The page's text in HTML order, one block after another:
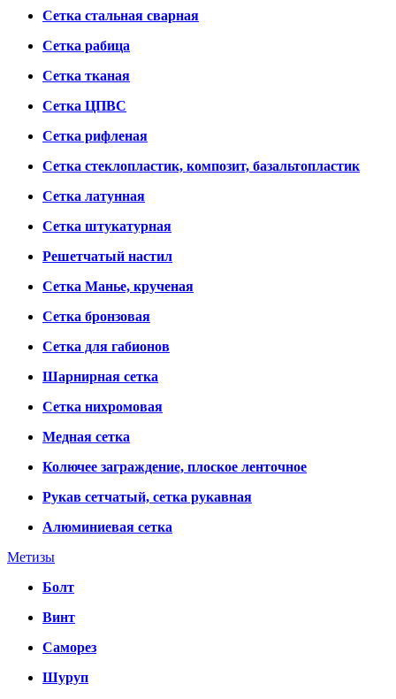
Сетка стальная сварная
Сетка рабица
Сетка тканая
Сетка ЦПВС
Сетка рифленая
Сетка стеклопластик, композит, базальтопластик
Сетка латунная
Сетка штукатурная
Решетчатый настил
Сетка Манье, крученая
Сетка бронзовая
Сетка для габионов
Шарнирная сетка
Сетка нихромовая
Медная сетка
Колючее заграждение, плоское ленточное
Рукав сетчатый, сетка рукавная
Алюминиевая сетка
Метизы
Болт
Винт
Саморез
Шуруп